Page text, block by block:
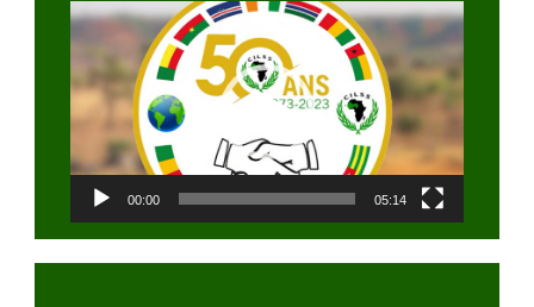
Video
Player
00:00 05:14